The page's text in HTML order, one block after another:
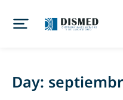
Day: